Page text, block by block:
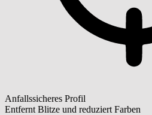
Anfallssicheres Profil
Entfernt Blitze und reduziert Farben